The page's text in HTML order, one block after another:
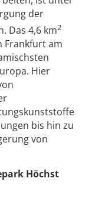
der
Das 4,6 km2
Frankfurt am
Hier
bis hin zu
von
Höchst